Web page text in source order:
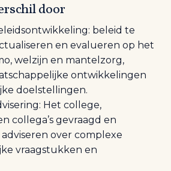
door
beleid te
en evalueren op het
welzijn en mantelzorg,
ontwikkelingen
doelstellingen.
Het college,
collega’s gevraagd en
over complexe
vraagstukken en